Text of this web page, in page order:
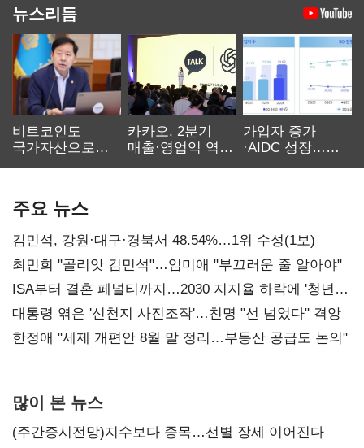
뉴스리듬
비트코인도
국가자산으로…'
카카오, 2분기
매출·영업익 역대
가입자 증가
·AIDC 성장…
주요 뉴스
김민석, 강원·대구·경북서 48.54%…1위 수성(1보)
최민희 "골리앗 김민석"…임미애 "부끄러운 줄 알아야"
ISA부터 결혼 페널티까지…2030 지지율 하락에 '청년
챙기기'
대통령 엮은 '신천지 사진조작'…친명 "선 넘었다" 격앙
한정애 "세제 개편안 8월 말 정리…부동산 공급도 논의"
많이 본 뉴스
(주간증시전망)지수보다 종목…선별 장세 이어진다